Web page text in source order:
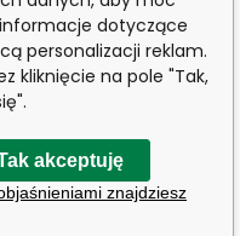
dotyczące
personalizacji reklam.
kliknięcie na pole "Tak,
akceptuję
znajdziesz